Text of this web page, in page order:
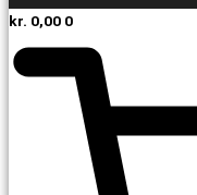
kr. 0,00 0